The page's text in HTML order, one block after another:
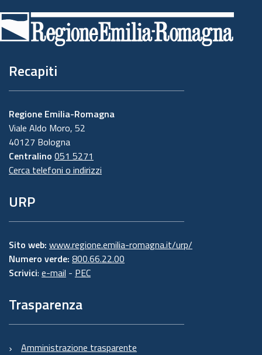
di
pagina
Recapiti
Regione Emilia-Romagna
Viale Aldo Moro, 52
40127 Bologna
Centralino 051 5271
Cerca telefoni o indirizzi
URP
Sito web: www.regione.emilia-romagna.it/urp/
Numero verde: 800.66.22.00
Scrivici: e-mail - PEC
Trasparenza
Amministrazione trasparente